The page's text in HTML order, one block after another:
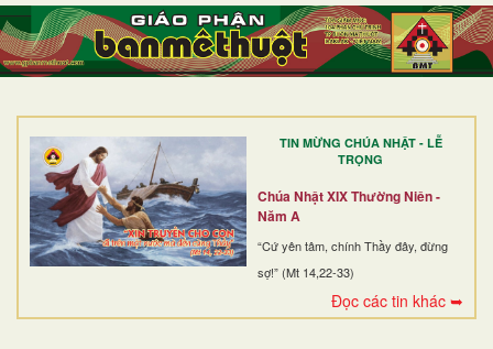
TIN MỪNG CHÚA NHẬT - LỄ
TRỌNG
Chúa Nhật XIX Thường Niên -
Năm A
“Cứ yên tâm, chính Thầy đây, đừng
sợ!” (Mt 14,22-33)
Đọc các tin khác ➥
TRANG NHẤT
GIỚI THIỆU
DÒNG TU
BAN MỤC VỤ
ĐOÀN THỂ CG
ĐIỂM HÀNH HƯƠNG